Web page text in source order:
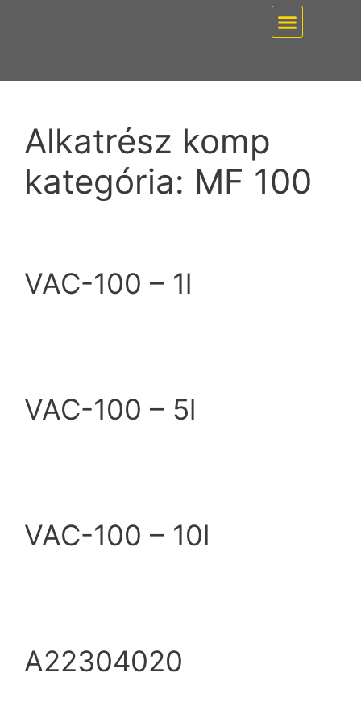
Alkatrész komp
kategória: MF 100
VAC-100 – 1l
VAC-100 – 5l
VAC-100 – 10l
A22304020